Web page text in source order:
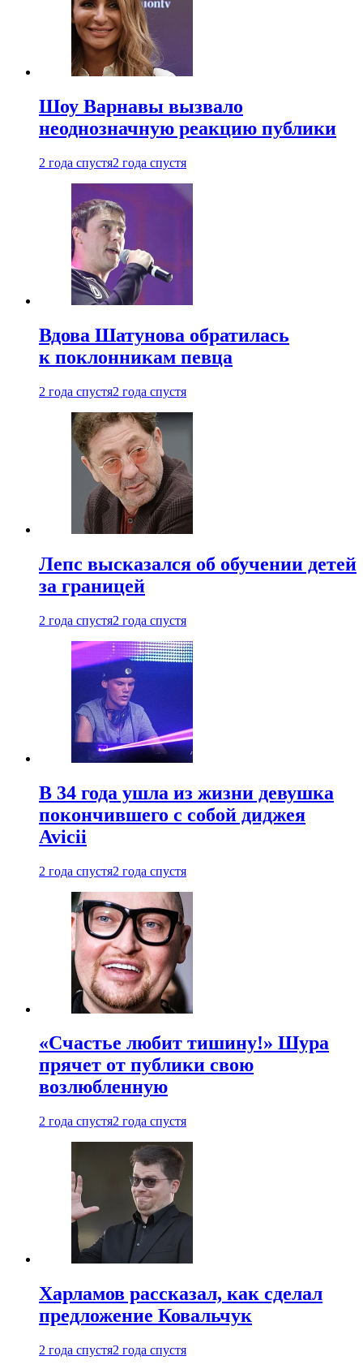
Шоу Варнавы вызвало
неоднозначную реакцию публики
2 года спустя2 года спустя
Вдова Шатунова обратилась
к поклонникам певца
2 года спустя2 года спустя
Лепс высказался об обучении детей
за границей
2 года спустя2 года спустя
В 34 года ушла из жизни девушка
покончившего с собой диджея
Avicii
2 года спустя2 года спустя
«Счастье любит тишину!» Шура
прячет от публики свою
возлюбленную
2 года спустя2 года спустя
Харламов рассказал, как сделал
предложение Ковальчук
2 года спустя2 года спустя